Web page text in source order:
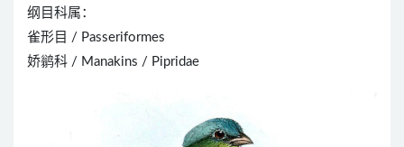
纲目科属：
雀形目 / Passeriformes
娇鹟科 / Manakins / Pipridae